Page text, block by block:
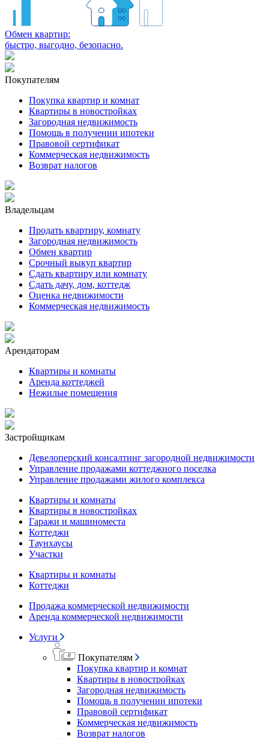
Обмен квартир:
быстро, выгодно, безопасно.
Покупателям
Покупка квартир и комнат
Квартиры в новостройках
Загородная недвижимость
Помощь в получении ипотеки
Правовой сертификат
Коммерческая недвижимость
Возврат налогов
Владельцам
Продать квартиру, комнату
Загородная недвижимость
Обмен квартир
Срочный выкуп квартир
Сдать квартиру или комнату
Сдать дачу, дом, коттедж
Оценка недвижимости
Коммерческая недвижимость
Арендаторам
Квартиры и комнаты
Аренда коттеджей
Нежилые помещения
Застройщикам
Девелоперский консалтинг загородной недвижимости
Управление продажами коттеджного поселка
Управление продажами жилого комплекса
Квартиры и комнаты
Квартиры в новостройках
Гаражи и машиноместа
Коттеджи
Таунхаусы
Участки
Квартиры и комнаты
Коттеджи
Продажа коммерческой недвижимости
Аренда коммерческой недвижимости
Услуги
Покупателям
Покупка квартир и комнат
Квартиры в новостройках
Загородная недвижимость
Помощь в получении ипотеки
Правовой сертификат
Коммерческая недвижимость
Возврат налогов